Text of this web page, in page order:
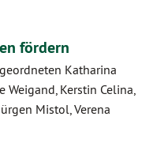
fördern
Katharina
Weigand, Kerstin Celina,
Mistol, Verena